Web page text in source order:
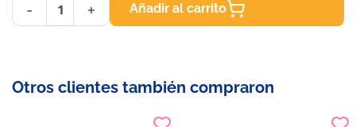
- + Añadir al carrito
Otros clientes también compraron